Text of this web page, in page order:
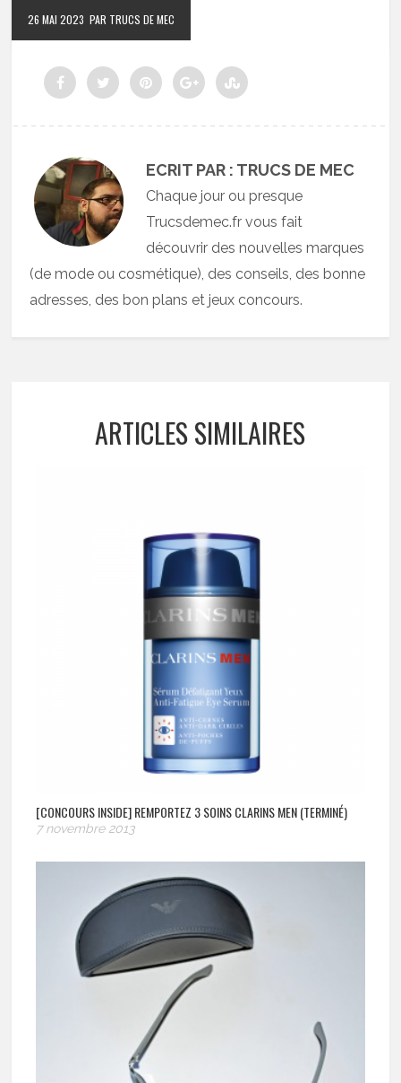
26 MAI 2023 PAR TRUCS DE MEC
ECRIT PAR : TRUCS DE MEC
Chaque jour ou presque
Trucsdemec.fr vous fait
découvrir des nouvelles marques
(de mode ou cosmétique), des conseils, des bonne
adresses, des bon plans et jeux concours.
ARTICLES SIMILAIRES
[CONCOURS INSIDE] REMPORTEZ 3 SOINS CLARINS MEN (TERMINÉ)
7 novembre 2013